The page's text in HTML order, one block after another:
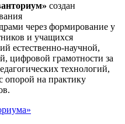
создан
через формирование у
и учащихся
естественно-научной,
цифровой грамотности за
технологий,
опорой на практику